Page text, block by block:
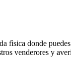
fìsica donde
venderores y